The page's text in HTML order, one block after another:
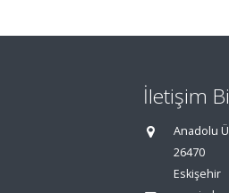
İletişim
Anadolu
26470
Eskişehir